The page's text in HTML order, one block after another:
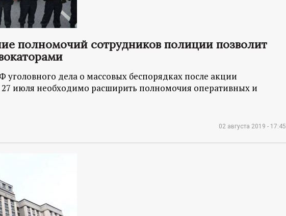
полномочий сотрудников полиции позволит
уголовного дела о массовых беспорядках после акции
июля необходимо расширить полномочия оперативных и
02 августа 2019 - 17:45